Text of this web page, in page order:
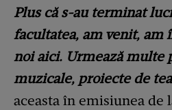
Plus că s-au terminat
facultatea, am venit, am
noi aici. Urmează multe
muzicale, proiecte de
aceasta în emisiunea de